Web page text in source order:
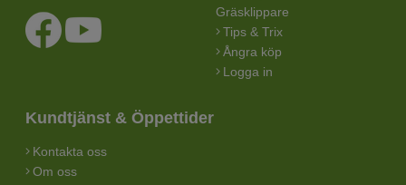
Gräsklippare
Tips & Trix
Ångra köp
Logga in
Kundtjänst & Öppettider
Kontakta oss
Om oss